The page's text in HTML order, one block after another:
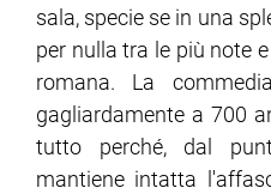
sala, specie se in una
per nulla tra le più note
romana. La
gagliardamente a 700
tutto perché, dal
mantiene intatta